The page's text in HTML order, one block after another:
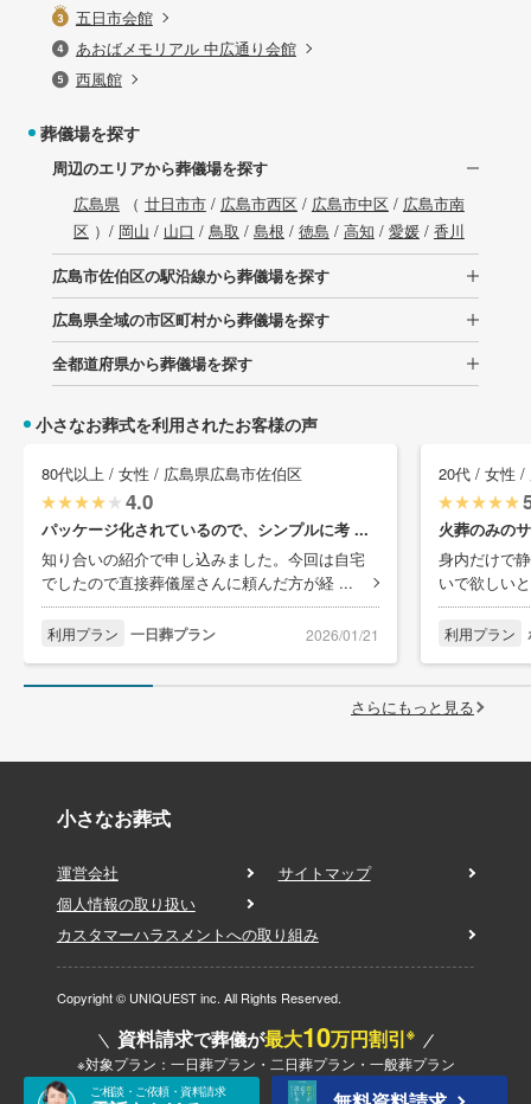
五日市会館
あおばメモリアル 中広通り会館
西風館
葬儀場を探す
周辺のエリアから葬儀場を探す
広島県（ 廿日市市/ 広島市西区 / 広島市中区 / 広島市南
区 ）/ 岡山 / 山口 / 鳥取 / 島根 / 徳島 / 高知 / 愛媛/ 香川
広島市佐伯区の駅沿線から葬儀場を探す
広島県全域の市区町村から葬儀場を探す
全都道府県から葬儀場を探す
小さなお葬式を利用されたお客様の声
80代以上 / 女性 / 広島県広島市佐伯区
4.0
パッケージ化されているので、シンプルに考 ...
知り合いの紹介で申し込みました。今回は自宅
でしたので直接葬儀屋さんに頼んだ方が経 ...
利用プラン 一日葬プラン 2026/01/21
20代 / 女性 /
火葬のみの
身内だけで
いで欲しい
利用プラン
さらにもっと見る
小さなお葬式
運営会社
サイトマップ
個人情報の取り扱い
カスタマーハラスメントへの取り組み
Copyright © UNIQUEST inc. All Rights Reserved.
資料請求で葬儀が最大10万円割引※
※対象プラン：一日葬プラン・二日葬プラン・一般葬プラン
ご相談・ご依頼・資料請求